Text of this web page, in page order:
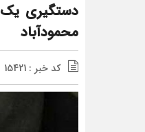
دستگيری يک
محمودآباد
کد خبر : 15421